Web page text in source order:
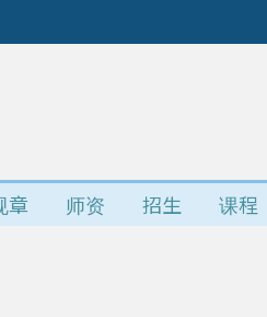
章 师资 招生 课程